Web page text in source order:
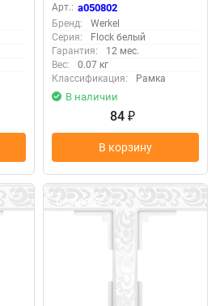
Арт.: a050802
Бренд:
Werkel
Серия:
Flock белый
Гарантия:
12 мес.
Вес:
0.07 кг
Классификация:
Рамка
В наличии
84 ₽
В корзину
bestseller 3